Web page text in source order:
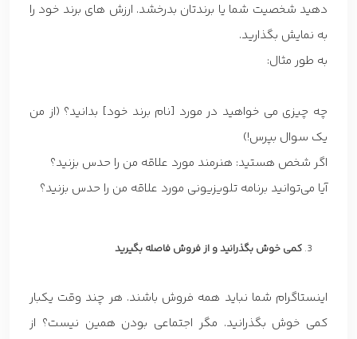
دهید شخصیت شما یا برندتان بدرخشد. ارزش های برند خود را
به نمایش بگذارید.
به طور مثال:
چه چیزی می خواهید در مورد [نام برند خود] بدانید؟ (از من
یک سوال بپرس!)
اگر شخص هستید: هنرمند مورد علاقه من را حدس بزنید؟
آیا می‌توانید برنامه تلویزیونی مورد علاقه من را حدس بزنید؟
کمی خوش بگذرانید و از فروش فاصله بگیرید
اینستاگرام شما نباید همه فروش باشند. هر چند وقت یکبار
کمی خوش بگذرانید. مگر اجتماعی بودن همین نیست؟ از